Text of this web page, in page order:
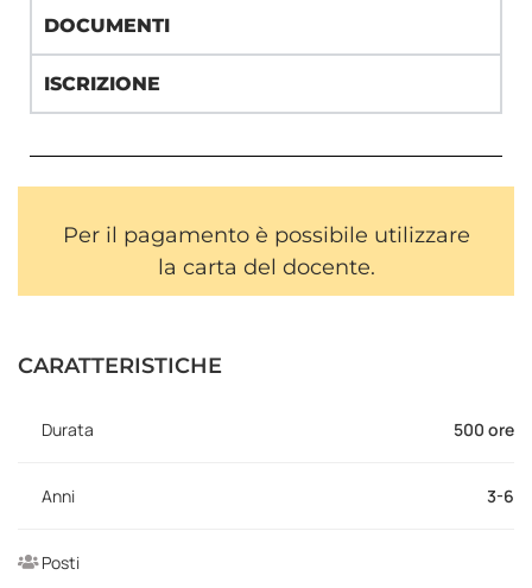
DOCUMENTI
ISCRIZIONE
Per il pagamento è possibile utilizzare
la carta del docente.
CARATTERISTICHE
Durata 500 ore
Anni 3-6
Posti